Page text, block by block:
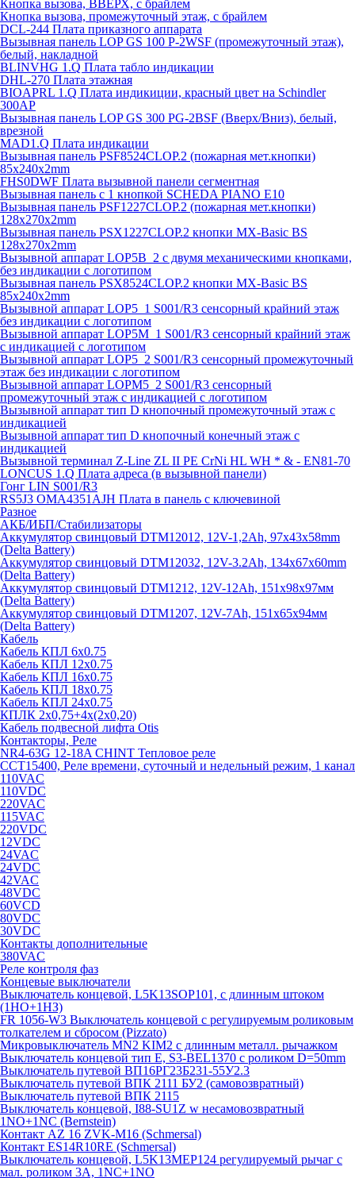
Кнопка вызова, ВВЕРХ, с брайлем
Кнопка вызова, промежуточный этаж, с брайлем
DCL-244 Плата приказного аппарата
Вызывная панель LOP GS 100 P-2WSF (промежуточный этаж),
белый, накладной
BLINVHG 1.Q Плата табло индикации
DHL-270 Плата этажная
BIOAPRL 1.Q Плата индикиции, красный цвет на Schindler
300AP
Вызывная панель LOP GS 300 PG-2BSF (Вверх/Вниз), белый,
врезной
MAD1.Q Плата индикации
Вызывная панель PSF8524CLOP.2 (пожарная мет.кнопки)
85х240х2mm
FHS0DWF Плата вызывной панели сегментная
Вызывная панель с 1 кнопкой SCHEDA PIANO E10
Вызывная панель PSF1227CLOP.2 (пожарная мет.кнопки)
128х270х2mm
Вызывная панель PSX1227CLOP.2 кнопки MX-Basic BS
128х270х2mm
Вызывной аппарат LOP5B_2 с двумя механическими кнопками,
без индикации с логотипом
Вызывная панель PSX8524CLOP.2 кнопки MX-Basic BS
85х240х2mm
Вызывной аппарат LOP5_1 S001/R3 сенсорный крайний этаж
без индикации с логотипом
Вызывной аппарат LOP5M_1 S001/R3 сенсорный крайний этаж
с индикацией с логотипом
Вызывной аппарат LOP5_2 S001/R3 сенсорный промежуточный
этаж без индикации с логотипом
Вызывной аппарат LOPM5_2 S001/R3 сенсорный
промежуточный этаж с индикацией с логотипом
Вызывной аппарат тип D кнопочный промежуточный этаж с
индикацией
Вызывной аппарат тип D кнопочный конечный этаж с
индикацией
Вызывной терминал Z-Line ZL II PE CrNi HL WH * & - EN81-70
LONCUS 1.Q Плата адреса (в вызывной панели)
Гонг LIN S001/R3
RS5J3 OMA4351AJH Плата в панель с ключевиной
Разное
АКБ/ИБП/Стабилизаторы
Аккумулятор свинцовый DTM12012, 12V-1,2Ah, 97х43х58mm
(Delta Battery)
Аккумулятор свинцовый DTM12032, 12V-3.2Ah, 134x67x60mm
(Delta Battery)
Аккумулятор свинцовый DTM1212, 12V-12Ah, 151х98х97мм
(Delta Battery)
Аккумулятор свинцовый DTM1207, 12V-7Ah, 151х65х94мм
(Delta Battery)
Кабель
Кабель КПЛ 6х0.75
Кабель КПЛ 12х0.75
Кабель КПЛ 16х0.75
Кабель КПЛ 18х0.75
Кабель КПЛ 24х0.75
КПЛК 2х0,75+4х(2х0,20)
Кабель подвесной лифта Otis
Контакторы, Реле
NR4-63G 12-18A CHINT Тепловое реле
CCT15400, Реле времени, суточный и недельный режим, 1 канал
110VAC
110VDC
220VAC
115VAC
220VDC
12VDC
24VAC
24VDC
42VAC
48VDC
60VCD
80VDC
30VDC
Контакты дополнительные
380VAC
Реле контроля фаз
Концевые выключатели
Выключатель концевой, L5K13SOP101, с длинным штоком
(1НО+1НЗ)
FR 1056-W3 Выключатель концевой с регулируемым роликовым
толкателем и сбросом (Pizzato)
Микровыключатель MN2 KIM2 с длинным металл. рычажком
Выключатель концевой тип Е, S3-BEL1370 с роликом D=50mm
Выключатель путевой ВП16РГ23Б231-55У2.3
Выключатель путевой ВПК 2111 БУ2 (самовозвратный)
Выключатель путевой ВПК 2115
Выключатель концевой, I88-SU1Z w несамовозвратный
1NO+1NC (Bernstein)
Контакт AZ 16 ZVK-M16 (Schmersal)
Контакт ES14R10RE (Schmersal)
Выключатель концевой, L5K13MEP124 регулируемый рычаг с
мал. роликом 3А, 1NC+1NO